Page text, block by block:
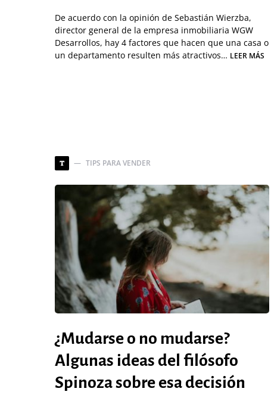
De acuerdo con la opinión de Sebastián Wierzba,
director general de la empresa inmobiliaria WGW
Desarrollos, hay 4 factores que hacen que una casa o
un departamento resulten más atractivos… LEER MÁS
T TIPS PARA VENDER
¿Mudarse o no mudarse?
Algunas ideas del filósofo
Spinoza sobre esa decisión